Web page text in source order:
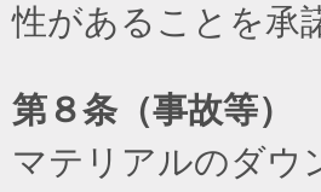
性があることを承
第８条（事故等）
マテリアルのダウ